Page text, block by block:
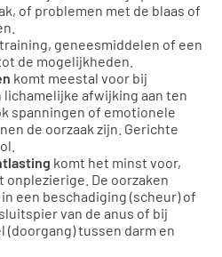
of problemen met de blaas of
geneesmiddelen of een
de mogelijkheden.
komt meestal voor bij
lichamelijke afwijking aan ten
spanningen of emotionele
de oorzaak zijn. Gerichte
komt het minst voor,
onplezierige. De oorzaken
een beschadiging (scheur) of
van de anus of bij
tussen darm en